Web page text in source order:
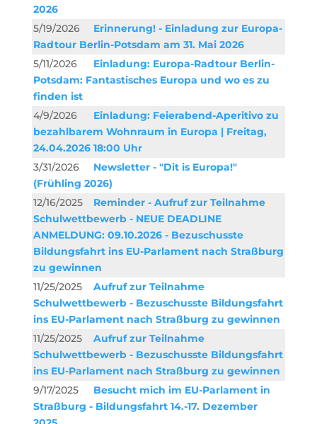
2026
5/19/2026
Erinnerung! - Einladung zur Europa-
Radtour Berlin-Potsdam am 31. Mai 2026
5/11/2026
Einladung: Europa-Radtour Berlin-
Potsdam: Fantastisches Europa und wo es zu
finden ist
4/9/2026
Einladung: Feierabend-Aperitivo zu
bezahlbarem Wohnraum in Europa | Freitag,
24.04.2026 18:00 Uhr
3/31/2026
Newsletter - "Dit is Europa!"
(Frühling 2026)
12/16/2025
Reminder - Aufruf zur Teilnahme
Schulwettbewerb - NEUE DEADLINE
ANMELDUNG: 09.10.2026 - Bezuschusste
Bildungsfahrt ins EU-Parlament nach Straßburg
zu gewinnen
11/25/2025
Aufruf zur Teilnahme
Schulwettbewerb - Bezuschusste Bildungsfahrt
ins EU-Parlament nach Straßburg zu gewinnen
11/25/2025
Aufruf zur Teilnahme
Schulwettbewerb - Bezuschusste Bildungsfahrt
ins EU-Parlament nach Straßburg zu gewinnen
9/17/2025
Besucht mich im EU-Parlament in
Straßburg - Bildungsfahrt 14.-17. Dezember